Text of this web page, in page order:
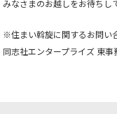
みなさまのお越しをお待ちし
※住まい斡旋に関するお問い
同志社エンタープライズ 東